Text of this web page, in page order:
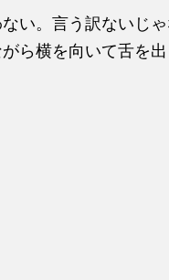
い。言う訳ないじ
ら横を向いて舌を出